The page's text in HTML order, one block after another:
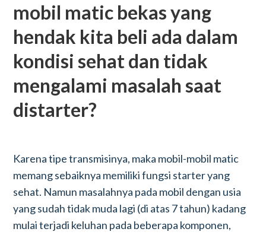
mobil matic bekas yang
hendak kita beli ada dalam
kondisi sehat dan tidak
mengalami masalah saat
distarter?
Karena tipe transmisinya, maka mobil-mobil matic
memang sebaiknya memiliki fungsi starter yang
sehat. Namun masalahnya pada mobil dengan usia
yang sudah tidak muda lagi (di atas 7 tahun) kadang
mulai terjadi keluhan pada beberapa komponen,